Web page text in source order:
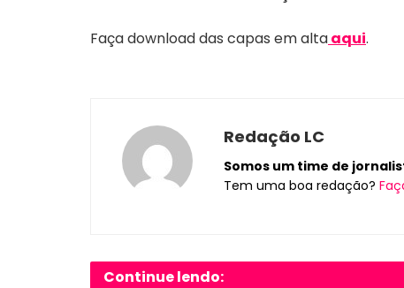
Faça download das capas em altaaqui.
Redação LC
Somos um time de
Tem uma boa redação?
Continue lendo: